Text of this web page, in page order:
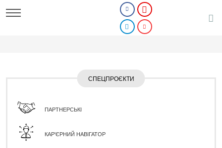
СПЕЦПРОЄКТИ
ПАРТНЕРСЬКІ
КАР'ЄРНИЙ НАВІГАТОР